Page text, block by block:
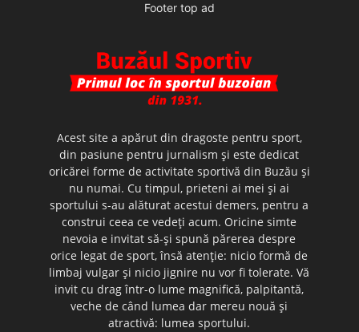
Footer top ad
Acest site a apărut din dragoste pentru sport,
din pasiune pentru jurnalism şi este dedicat
oricărei forme de activitate sportivă din Buzău şi
nu numai. Cu timpul, prieteni ai mei şi ai
sportului s-au alăturat acestui demers, pentru a
construi ceea ce vedeţi acum. Oricine simte
nevoia e invitat să-şi spună părerea despre
orice legat de sport, însă atenţie: nicio formă de
limbaj vulgar şi nicio jignire nu vor fi tolerate. Vă
invit cu drag într-o lume magnifică, palpitantă,
veche de când lumea dar mereu nouă şi
atractivă: lumea sportului.